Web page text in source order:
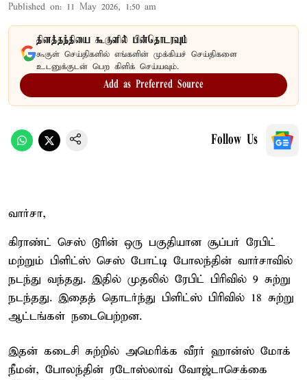
Published on: 11 May 2026, 1:50 am
தினத்தந்தியை கூகுளில் பின்தொடரவும்
கூகுள் செய்திகளில் எங்களின் முக்கியச் செய்திகளை
உடனுக்குடன் பெற கிளிக் செய்யவும்.
Add as Preferred Source
Follow Us
வார்சா,
கிராண்ட் செஸ் டூரின் ஒரு பகுதியான சூப்பர் ரேபிட்
மற்றும் பிளிட்ஸ் செஸ் போட்டி போலந்தின் வார்சாவில்
நடந்து வந்தது. இதில் முதலில் ரேபிட் பிரிவில் 9 சுற்று
நடந்தது. இதைத் தொடர்ந்து பிளிட்ஸ் பிரிவில் 18 சுற்று
ஆட்டங்கள் நடைபெற்றன.
இதன் கடைசி சுற்றில் அமெரிக்க வீரர் ஹான்ஸ் மோக்
நீமன், போலந்தின் ரடோஸ்லாவ் வோஜ்டாசெக்கை